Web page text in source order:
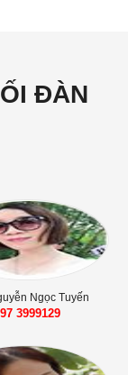
ĐÀN
Ngọc Tuyến
3999129‬